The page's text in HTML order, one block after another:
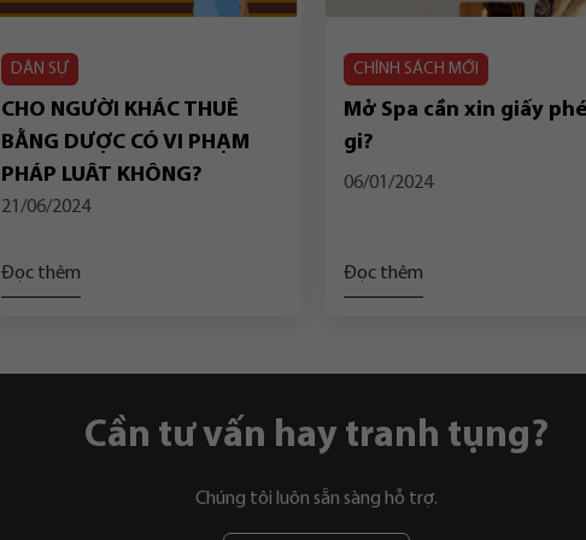
DÂN SỰ
CHO NGƯỜI KHÁC THUÊ
BẰNG DƯỢC CÓ VI PHẠM
PHÁP LUẬT KHÔNG?
21/06/2024
Đọc thêm
CHÍNH SÁCH MỚI
Mở Spa cần xin giấy
gi?
06/01/2024
Đọc thêm
Cần tư vấn hay tranh tụng?
Chúng tôi luôn sẵn sàng hỗ trợ.